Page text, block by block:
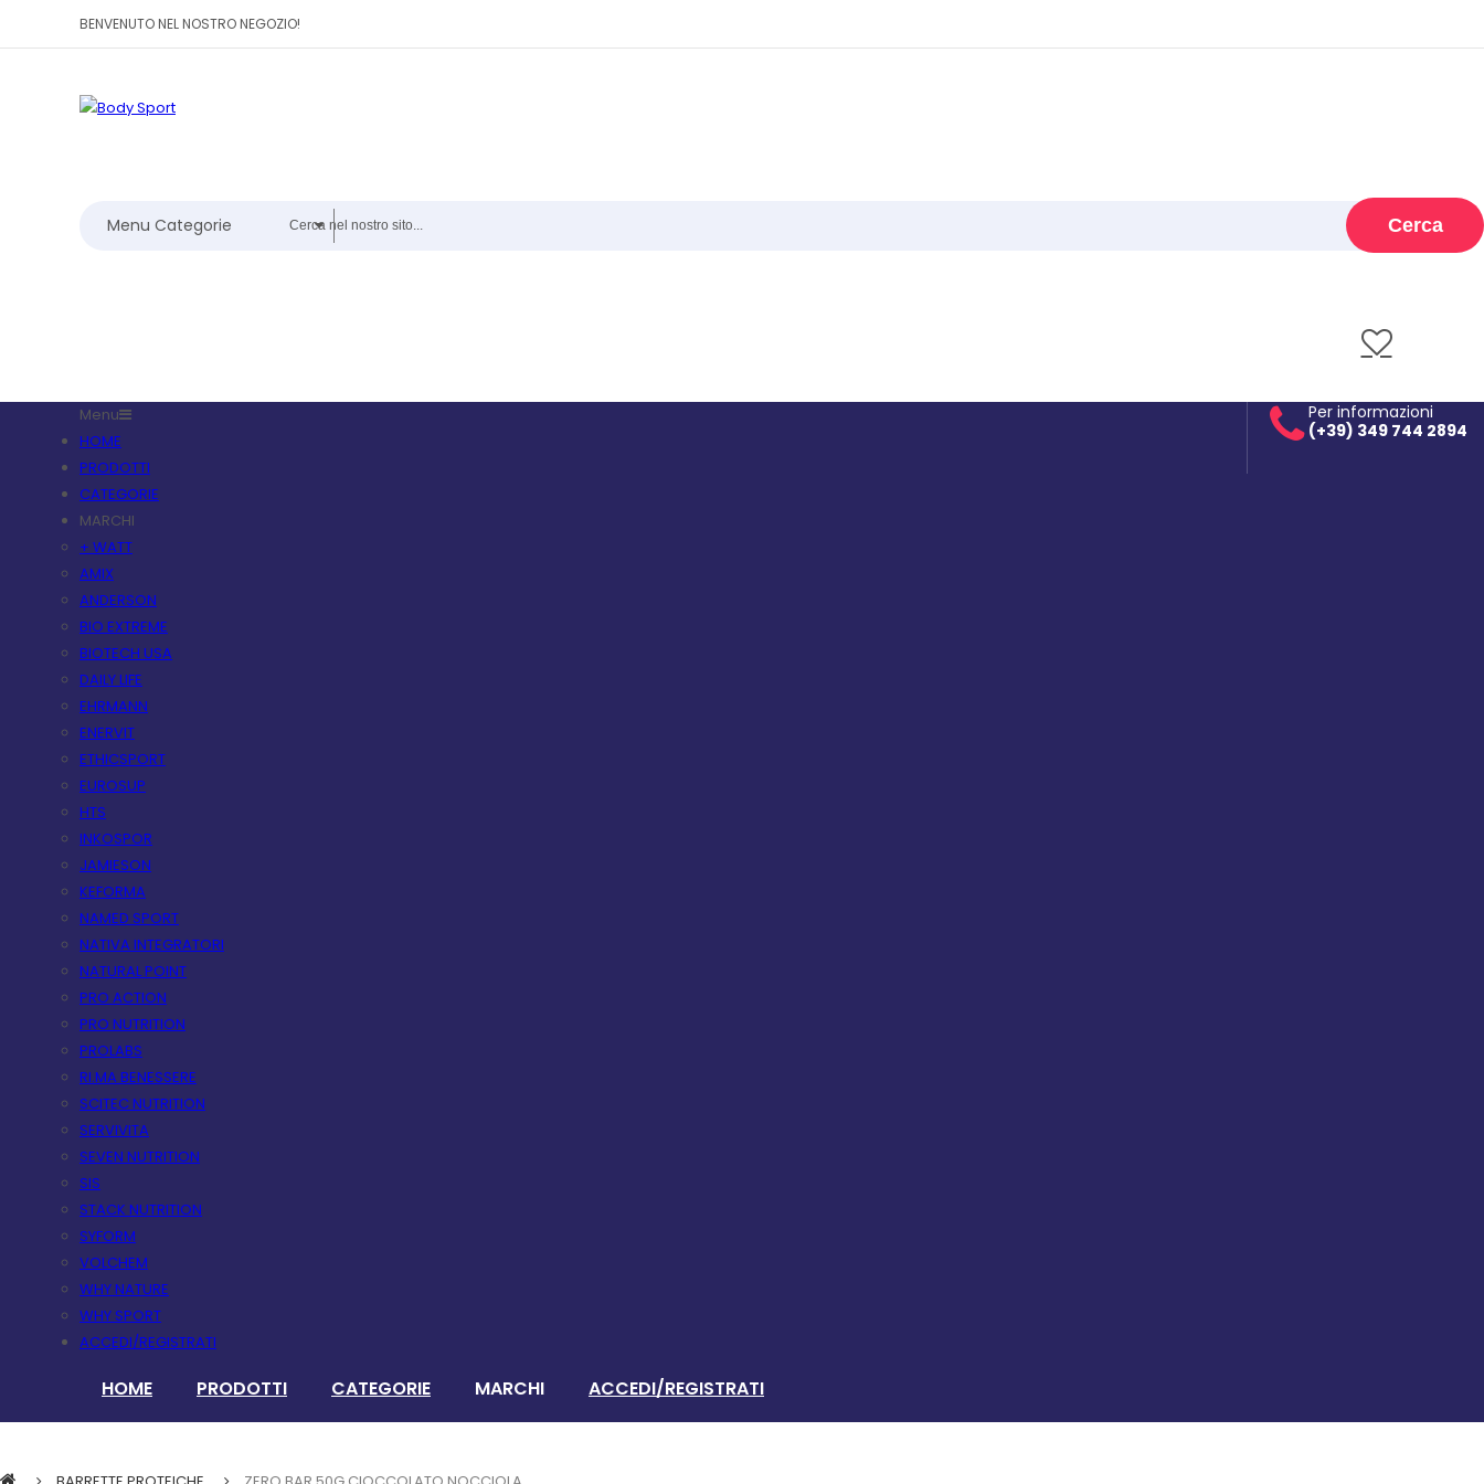
BENVENUTO NEL NOSTRO NEGOZIO!
Menu Categorie Cerca
Per informazioni
(+39) 349 744 2894
Menu
HOME
PRODOTTI
CATEGORIE
MARCHI
+ WATT
AMIX
ANDERSON
BIO EXTREME
BIOTECH USA
DAILY LIFE
EHRMANN
ENERVIT
ETHICSPORT
EUROSUP
HTS
INKOSPOR
JAMIESON
KEFORMA
NAMED SPORT
NATIVA INTEGRATORI
NATURAL POINT
PRO ACTION
PRO NUTRITION
PROLABS
RI.MA BENESSERE
SCITEC NUTRITION
SERVIVITA
SEVEN NUTRITION
SIS
STACK NUTRITION
SYFORM
VOLCHEM
WHY NATURE
WHY SPORT
ACCEDI/REGISTRATI
HOME PRODOTTI CATEGORIE MARCHI ACCEDI/REGISTRATI